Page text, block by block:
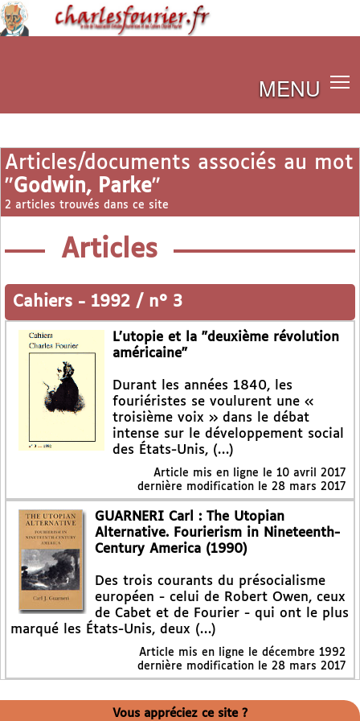
MENU
Articles/documents associés au mot
"Godwin, Parke"
2 articles trouvés dans ce site
Articles
Cahiers - 1992 / n° 3
L’utopie et la "deuxième révolution
américaine"
Durant les années 1840, les
fouriéristes se voulurent une «
troisième voix » dans le débat
intense sur le développement social
des États-Unis, (…)
Article mis en ligne le 10 avril 2017
dernière modification le 28 mars 2017
GUARNERI Carl : The Utopian
Alternative. Fourierism in Nineteenth-
Century America (1990)
Des trois courants du présocialisme
européen - celui de Robert Owen, ceux
de Cabet et de Fourier - qui ont le plus
marqué les États-Unis, deux (…)
Article mis en ligne le décembre 1992
dernière modification le 28 mars 2017
Vous appréciez ce site ?